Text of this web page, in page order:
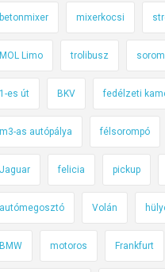
betonmixer mixerkocsi
MOL Limo trolibusz
1-es út BKV fedélzeti
m3-as autópálya félsorompó
Jaguar felicia pickup
autómegosztó Volán
BMW motoros Frankfurt